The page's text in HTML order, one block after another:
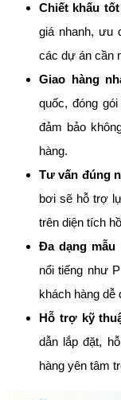
Chiết khấu
giá nhanh, ưu
các dự án cần
Giao hàng
quốc, đóng
đảm bảo
hàng.
Tư vấn đúng
bơi sẽ hỗ trợ
trên diện tích
Đa dạng mẫu
nổi tiếng như
khách hàng dễ
Hỗ trợ kỹ
dẫn lắp đặt,
hàng yên tâm